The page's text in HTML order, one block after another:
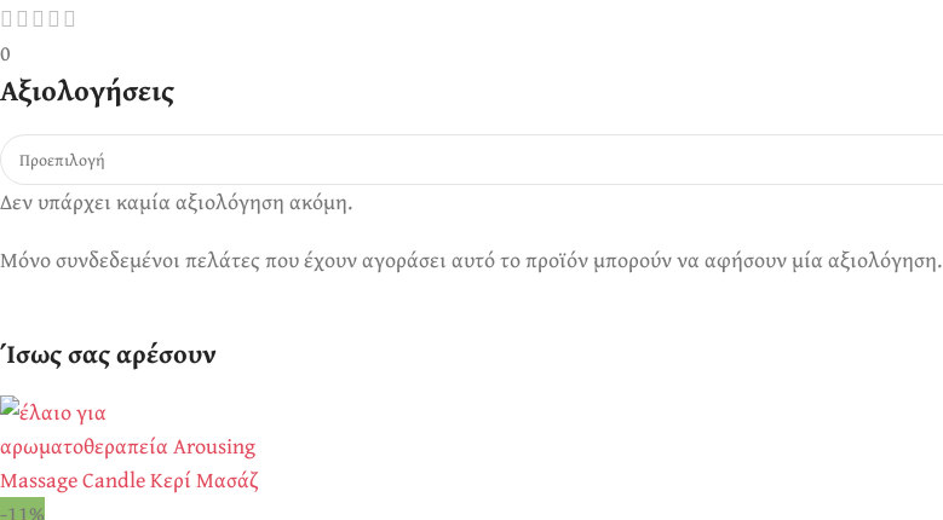
0
Αξιολογήσεις
Δεν υπάρχει καμία αξιολόγηση ακόμη.
Μόνο συνδεδεμένοι πελάτες που έχουν αγοράσει αυτό το προϊόν μπορούν να αφήσουν μία αξιολόγηση.
Ίσως σας αρέσουν
-11%